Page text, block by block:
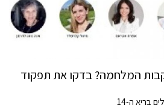
המלחמה? בדקו את תפקוד
בריא ה-14